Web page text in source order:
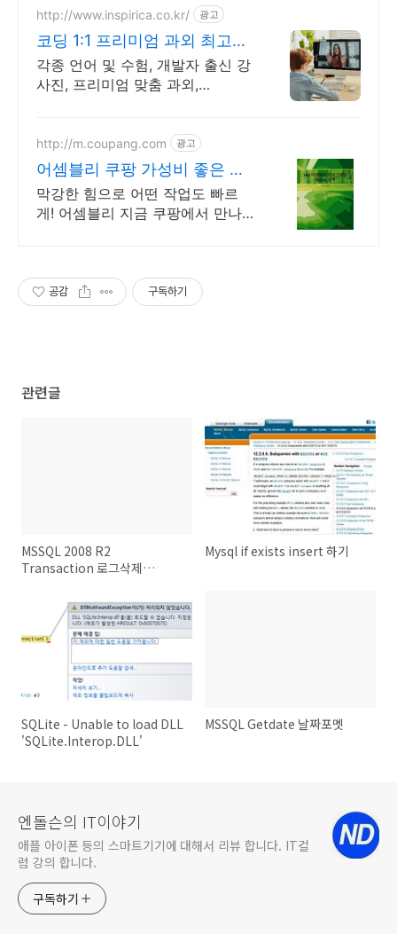
http://www.inspirica.co.kr/ 광고
코딩 1:1 프리미엄 과외 최고의
선생님들과 함께
각종 언어 및 수험, 개발자 출신 강
사진, 프리미엄 맞춤 과외,
http://m.coupang.com 광고
어셈블리 쿠팡 가성비 좋은 공
구를 만나세요
막강한 힘으로 어떤 작업도 빠르
게! 어셈블리 지금 쿠팡에서 만나
공감 구독하기
관련글
MSSQL 2008 R2
Transaction 로그삭제
Mysql if exists insert 하기
SQLite - Unable to load DLL
'SQLite.Interop.DLL'
MSSQL Getdate 날짜포멧
엔돌슨의 IT이야기
애플 아이폰 등의 스마트기기에 대해서 리뷰 합니다. IT컬
럼 강의 합니다.
구독하기